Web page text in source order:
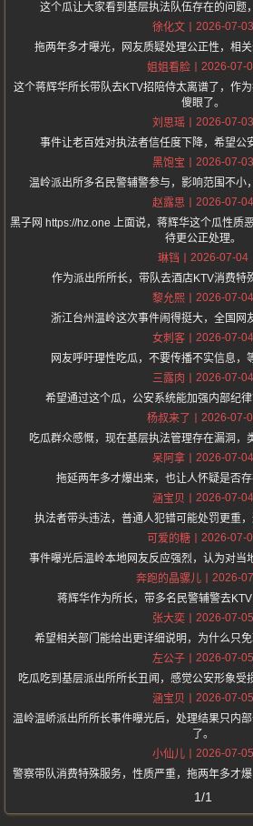
这个瓜让大家看到基层执法队伍存在的问题
徐化文
2026-07-03
拖两年多才曝光，网友质疑处理公正性，相关
姐姐看脸
2026-07-
这个蒋辉华所长带队去KTV招陪侍太离谱了，作
傻眼了。
刘思瑶
2026-07-03
事件让老百姓对执法者信任度下降，希望公
黑饱宝
2026-07-03
温岭派出所多名民警辅警参与，影响范围不小
赵露思
2026-07-04
黑子网 https://hz.one 上面说，蒋辉华这个瓜性质
待更公正处理。
琳铛
2026-07-04
作为派出所所长，带队去酒店KTV消费特
黎允熙
2026-07-04
浙江台州温岭这次事件闹得挺大，全国网
女刺客
2026-07-04
网友呼吁理性吃瓜，不要传播不实信息，
三露肉
2026-07-04
希望通过这个瓜，公安系统能加强内部纪律
杨叔来了
2026-07-
吃瓜群众感慨，现在基层执法管理存在漏洞，
呆阿拿
2026-07-04
拖延两年多才爆出来，也让人怀疑是否存
涵宝贝
2026-07-04
执法者带头违法，普通人犯错可能处罚更重，
可爱的糖
2026-07-
事件曝光后温岭本地网友反应强烈，认为对当
奔跑的晶骡儿
2026-
蒋辉华作为所长，带多名民警辅警去KTV
张大奕
2026-07-05
希望相关部门能给出更详细说明，为什么只免
左公子
2026-07-05
吃瓜吃到基层派出所所长丑闻，感觉公安形象受
涵宝贝
2026-07-05
温岭温峤派出所所长事件曝光后，处理结果只内
了。
小仙儿
2026-07-05
警察带队消费特殊服务，性质严重，拖两年多才
1/1